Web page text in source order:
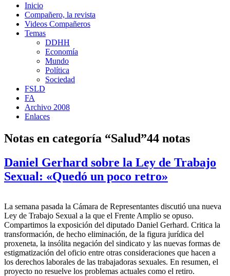
Inicio
Compañero, la revista
Videos Compañeros
Temas
DDHH
Economía
Mundo
Política
Sociedad
FSLD
FA
Archivo 2008
Enlaces
Notas en categoría “Salud”44 notas
Daniel Gerhard sobre la Ley de Trabajo
Sexual: «Quedó un poco retro»
La semana pasada la Cámara de Representantes discutió una nueva
Ley de Trabajo Sexual a la que el Frente Amplio se opuso.
Compartimos la exposición del diputado Daniel Gerhard. Critica la
transformación, de hecho eliminación, de la figura jurídica del
proxeneta, la insólita negación del sindicato y las nuevas formas de
estigmatización del oficio entre otras consideraciones que hacen a
los derechos laborales de las trabajadoras sexuales. En resumen, el
proyecto no resuelve los problemas actuales como el retiro.